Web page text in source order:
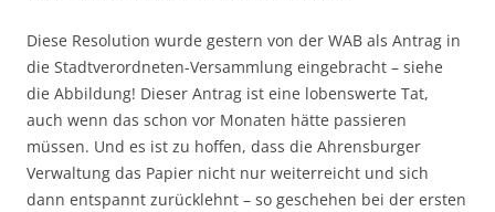
Diese Resolution wurde gestern von der WAB als Antrag in
die Stadtverordneten-Versammlung eingebracht – siehe
die Abbildung! Dieser Antrag ist eine lobenswerte Tat,
auch wenn das schon vor Monaten hätte passieren
müssen. Und es ist zu hoffen, dass die Ahrensburger
Verwaltung das Papier nicht nur weiterreicht und sich
dann entspannt zurücklehnt – so geschehen bei der ersten